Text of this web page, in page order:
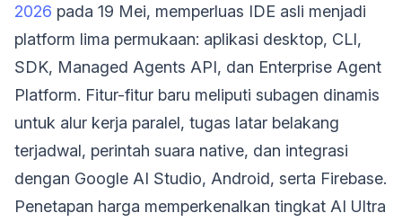
2026 pada 19 Mei, memperluas IDE asli menjadi
platform lima permukaan: aplikasi desktop, CLI,
SDK, Managed Agents API, dan Enterprise Agent
Platform. Fitur-fitur baru meliputi subagen dinamis
untuk alur kerja paralel, tugas latar belakang
terjadwal, perintah suara native, dan integrasi
dengan Google AI Studio, Android, serta Firebase.
Penetapan harga memperkenalkan tingkat AI Ultra